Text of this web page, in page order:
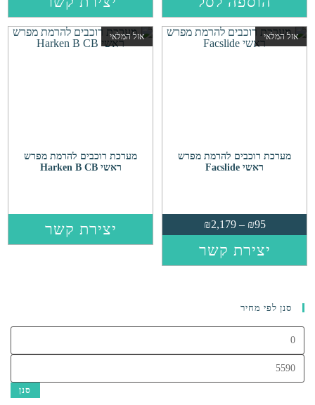
⁦₪684⁩
עד
⁦₪686⁩
אזל המלאי
מערכת רוכבים להרמת מפרש
ראשי Facslide
₪95
–
₪2,179טווח
מחירים:
⁦₪95⁩
עד
יצירת קשר
אזל המלאי
מערכת רוכבים להרמת מפרש
ראשי Harken B CB
יצירת קשר
סנן לפי מחיר
סנן